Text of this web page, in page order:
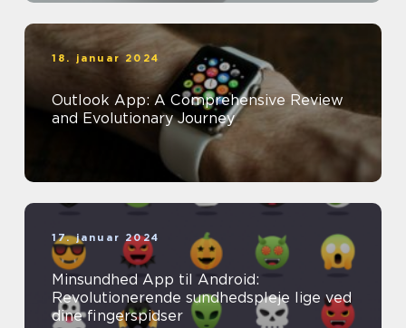
18. januar 2024
Outlook App: A Comprehensive Review
and Evolutionary Journey
17. januar 2024
Minsundhed App til Android:
Revolutionerende sundhedspleje lige ved
dine fingerspidser